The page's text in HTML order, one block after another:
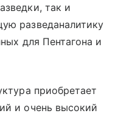
так и
разведаналитику
для Пентагона и
приобретает
и очень высокий